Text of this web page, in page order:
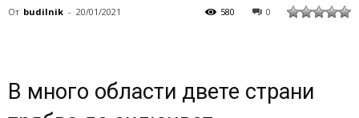
От budilnik - 20/01/2021 0
580
В много области двете страни